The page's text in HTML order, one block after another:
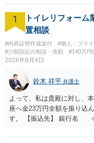
1
トイレリフォー
置相談
#内容証明作成送付 #個人・プラ
#少額訴訟の相談・依頼
#140万円
2026年8月4日
鈴木 祥平 弁護士
よって、私は貴殿に対し、
座へ金23万円全額を振り込
す。 【振込先】 銀行名
されない場合には、貴殿に